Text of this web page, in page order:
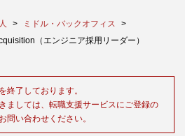
ミドル・バックオフィス
（エンジニア採用リーダー）
終了しております。
ましては、転職支援サービスにご登録の
問い合わせください。